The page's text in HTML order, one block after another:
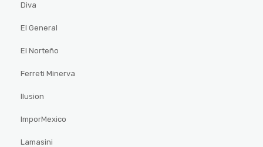
Diva
El General
El Norteño
Ferreti Minerva
Ilusion
ImporMexico
Lamasini